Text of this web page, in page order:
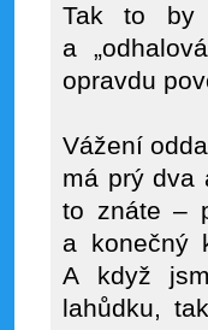
Tak to by
a
opravdu
Vážení
má prý dva
to znáte –
a konečný
A když
lahůdku,